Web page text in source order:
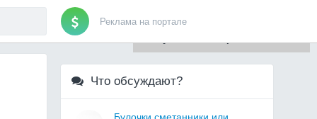
Реклама на портале
Что обсуждают?
Булочки сметанники или
Для любых предложений по